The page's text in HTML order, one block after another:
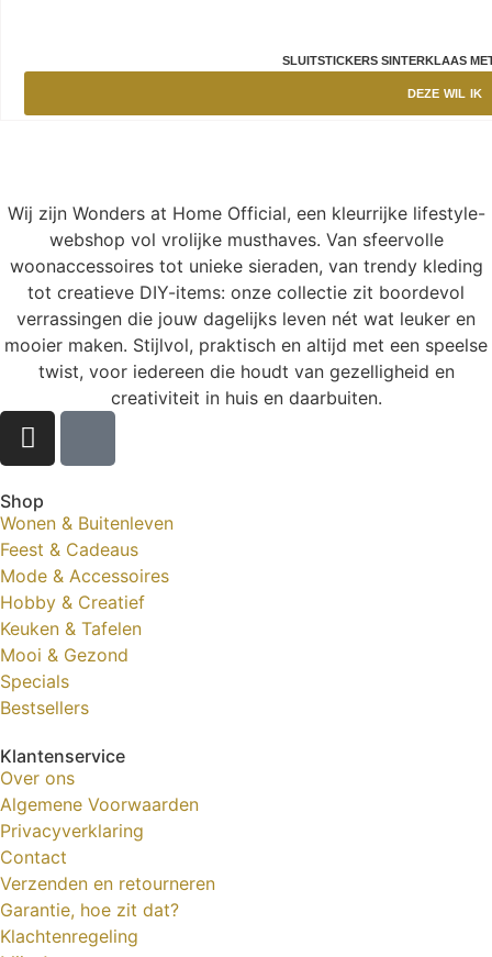
SLUITSTICKERS SINTERKLAAS
DEZE WIL IK
Wij zijn Wonders at Home Official, een kleurrijke lifestyle-
webshop vol vrolijke musthaves. Van sfeervolle
woonaccessoires tot unieke sieraden, van trendy kleding
tot creatieve DIY-items: onze collectie zit boordevol
verrassingen die jouw dagelijks leven nét wat leuker en
mooier maken. Stijlvol, praktisch en altijd met een speelse
twist, voor iedereen die houdt van gezelligheid en
creativiteit in huis en daarbuiten.
Shop
Wonen & Buitenleven
Feest & Cadeaus
Mode & Accessoires
Hobby & Creatief
Keuken & Tafelen
Mooi & Gezond
Specials
Bestsellers
Klantenservice
Over ons
Algemene Voorwaarden
Privacyverklaring
Contact
Verzenden en retourneren
Garantie, hoe zit dat?
Klachtenregeling